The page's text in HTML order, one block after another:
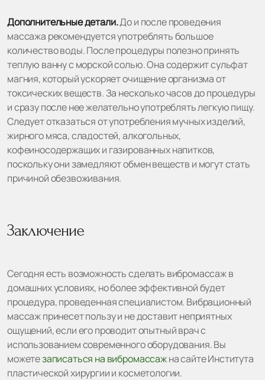
Дополнительные детали.До и после проведения
массажа рекомендуется употреблять большое
количество воды. После процедуры полезно принять
теплую ванну с морской солью. Она содержит сульфат
магния, который ускоряет очищение организма от
токсических веществ. За несколько часов до процедуры
и сразу после нее желательно употреблять легкую пищу.
Следует отказаться от употребления мучных изделий,
жирного мяса, сладостей, алкогольных,
кофеиносодержащих и газированных напитков,
поскольку они замедляют обмен веществ и могут стать
причиной обезвоживания.
Заключение
Сегодня есть возможность сделать вибромассаж в
домашних условиях, но более эффективной будет
процедура, проведенная специалистом. Вибрационный
массаж принесет пользу и не доставит неприятных
ощущений, если его проводит опытный врач с
использованием современного оборудования. Вы
можетезаписаться на вибромассажна сайте Института
пластической хирургии и косметологии.